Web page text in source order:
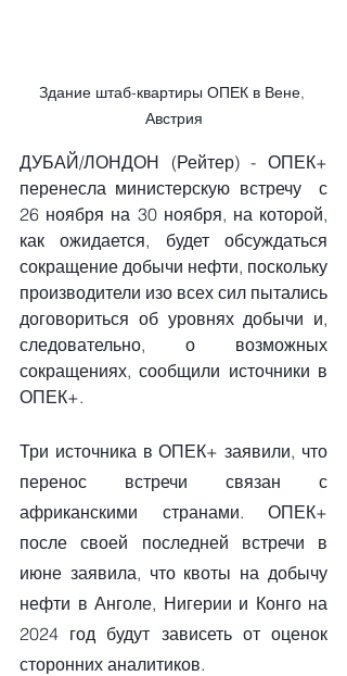
Здание штаб-квартиры ОПЕК в Вене,
Австрия
ДУБАЙ/ЛОНДОН (Рейтер) - ОПЕК+
перенесла министерскую встречу  с
26 ноября на 30 ноября, на которой,
как ожидается, будет обсуждаться
сокращение добычи нефти, поскольку
производители изо всех сил пытались
договориться об уровнях добычи и,
следовательно, о возможных
сокращениях, сообщили источники в
ОПЕК+.
Три источника в ОПЕК+ заявили, что
перенос встречи связан с
африканскими странами. ОПЕК+
после своей последней встречи в
июне заявила, что квоты на добычу
нефти в Анголе, Нигерии и Конго на
2024 год будут зависеть от оценок
сторонних аналитиков.